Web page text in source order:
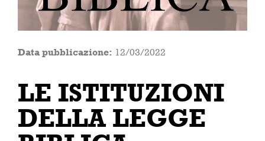
Data pubblicazione: 12/03/2022
LE ISTITUZIONI
DELLA LEGGE